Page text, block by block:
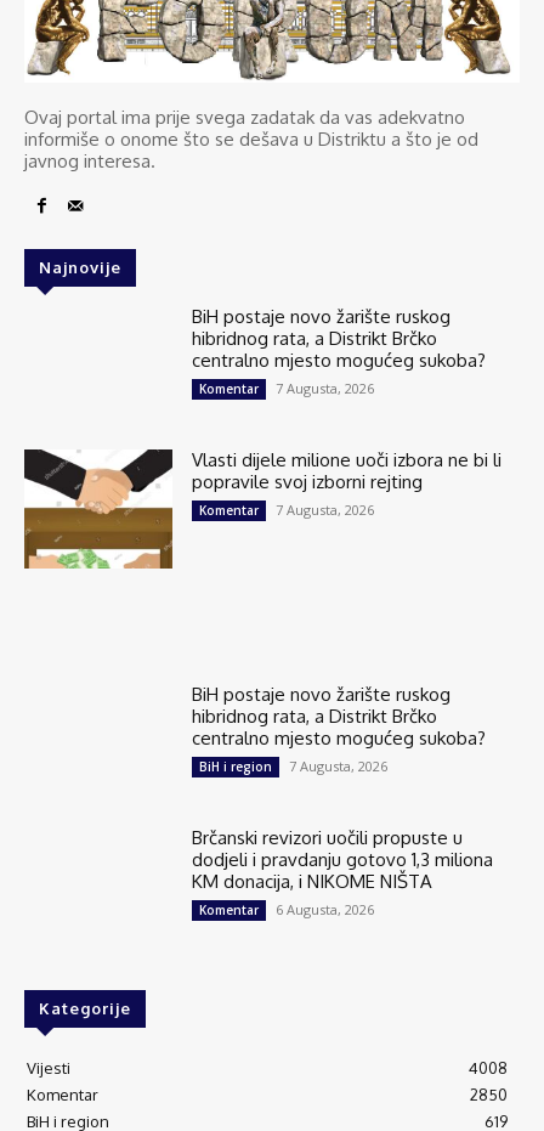
Ovaj portal ima prije svega zadatak da vas adekvatno
informiše o onome što se dešava u Distriktu a što je od
javnog interesa.
Najnovije
BiH postaje novo žarište ruskog
hibridnog rata, a Distrikt Brčko
centralno mjesto mogućeg sukoba?
Komentar 7 Augusta, 2026
Vlasti dijele milione uoči izbora ne bi li
popravile svoj izborni rejting
Komentar 7 Augusta, 2026
BiH postaje novo žarište ruskog
hibridnog rata, a Distrikt Brčko
centralno mjesto mogućeg sukoba?
BiH i region 7 Augusta, 2026
Brčanski revizori uočili propuste u
dodjeli i pravdanju gotovo 1,3 miliona
KM donacija, i NIKOME NIŠTA
Komentar 6 Augusta, 2026
Kategorije
Vijesti
4008
Komentar
2850
BiH i region
619